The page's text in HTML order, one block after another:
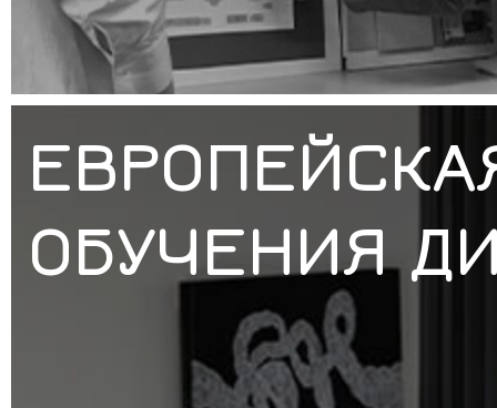
ОБУЧЕНИЯ